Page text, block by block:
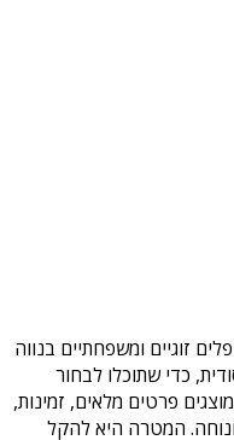
זוגיים ומשפחתיים בנווה
כדי שתוכלו לבחור
פרטים מלאים, זמינות,
המטרה היא להקל